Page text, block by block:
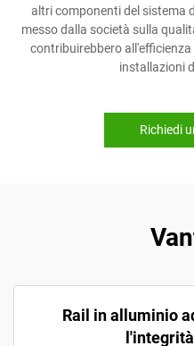
altri componenti del sistema
messo dalla società sulla
contribuirebbero
installazioni
Richiedi
Rail in alluminio